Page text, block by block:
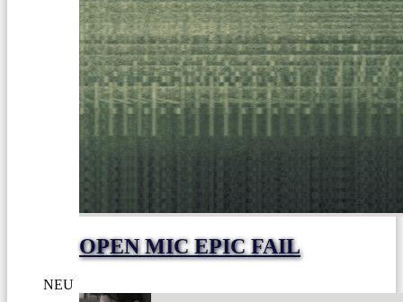
OPEN MIC EPIC FAIL
NEU